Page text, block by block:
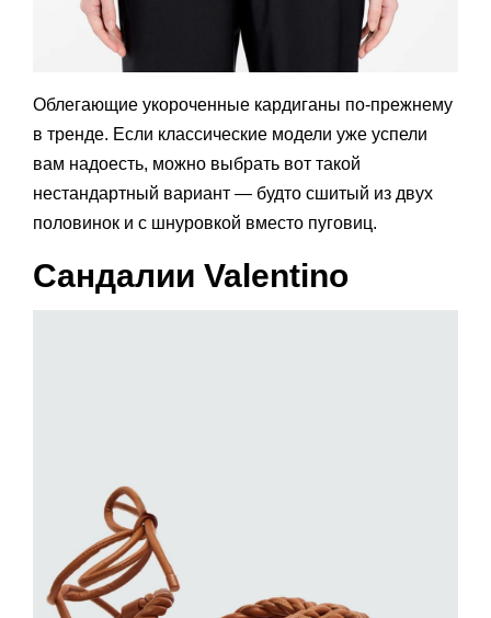
Облегающие укороченные кардиганы по-прежнему
в тренде. Если классические модели уже успели
вам надоесть, можно выбрать вот такой
нестандартный вариант — будто сшитый из двух
половинок и с шнуровкой вместо пуговиц.
Сандалии Valentino